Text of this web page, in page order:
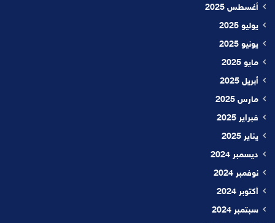
أغسطس 2025
يوليو 2025
يونيو 2025
مايو 2025
أبريل 2025
مارس 2025
فبراير 2025
يناير 2025
ديسمبر 2024
نوفمبر 2024
أكتوبر 2024
سبتمبر 2024